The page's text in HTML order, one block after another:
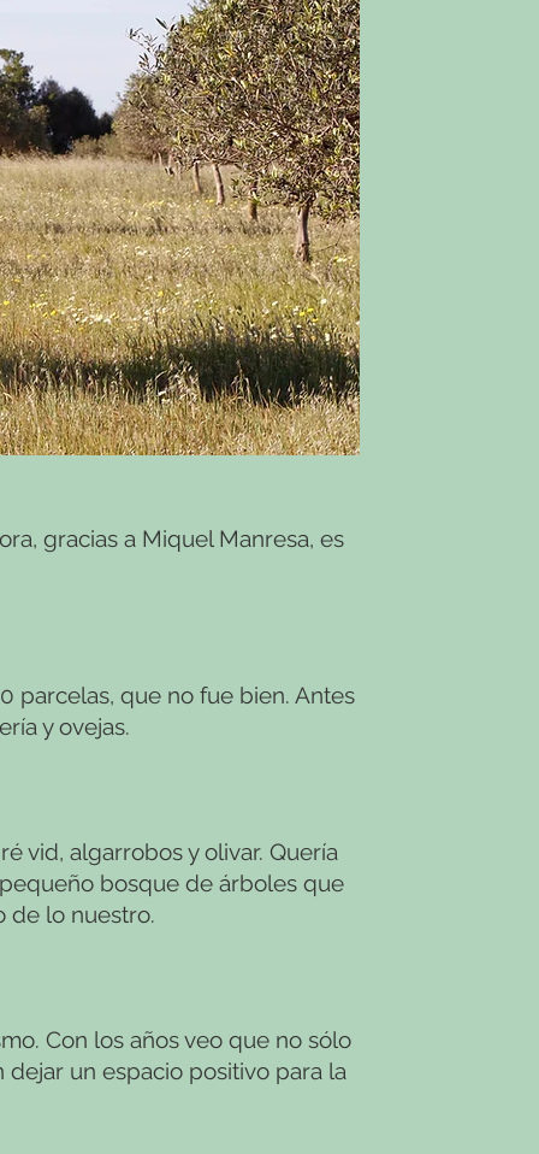
gracias a Miquel Manresa, es
parcelas, que no fue bien. Antes
y ovejas.
vid, algarrobos y olivar. Quería
bosque de árboles que
de lo nuestro.
Con los años veo que no sólo
un espacio positivo para la